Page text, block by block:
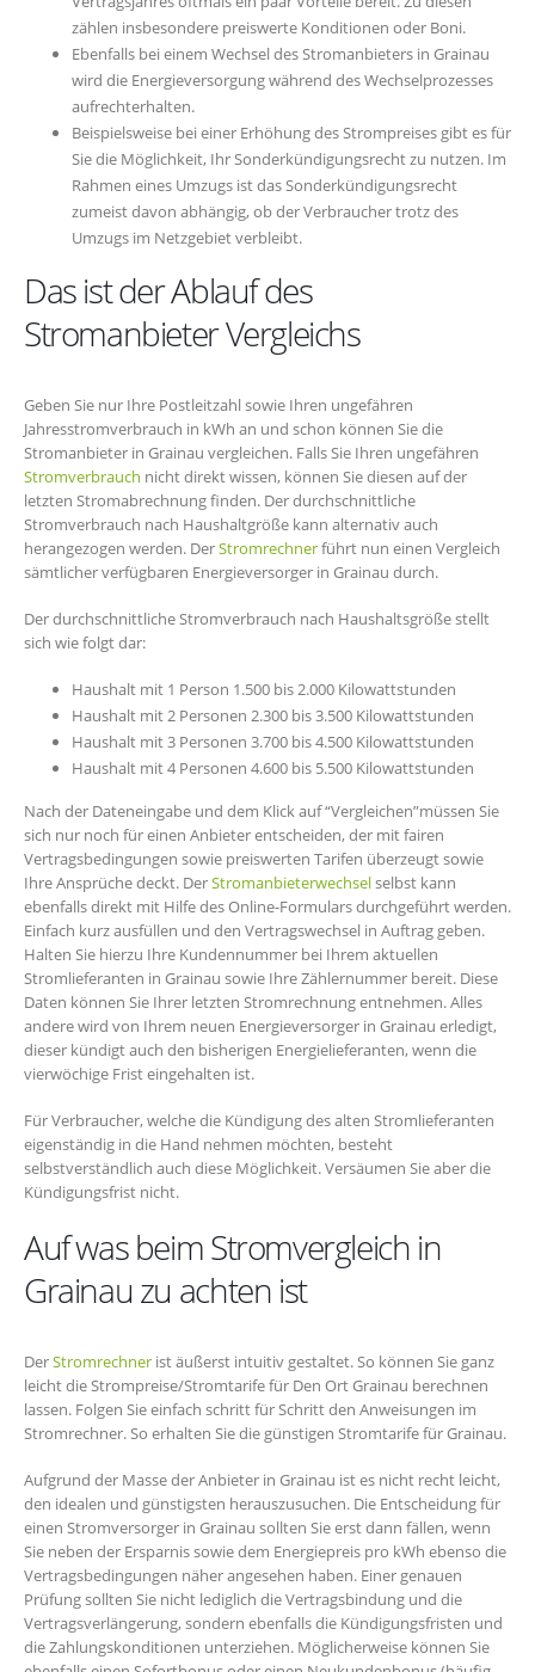
zählen insbesondere preiswerte Konditionen oder Boni.
Ebenfalls bei einem Wechsel des Stromanbieters in Grainau
wird die Energieversorgung während des Wechselprozesses
aufrechterhalten.
Beispielsweise bei einer Erhöhung des Strompreises gibt es für
Sie die Möglichkeit, Ihr Sonderkündigungsrecht zu nutzen. Im
Rahmen eines Umzugs ist das Sonderkündigungsrecht
zumeist davon abhängig, ob der Verbraucher trotz des
Umzugs im Netzgebiet verbleibt.
Das ist der Ablauf des
Stromanbieter Vergleichs
Geben Sie nur Ihre Postleitzahl sowie Ihren ungefähren
Jahresstromverbrauch in kWh an und schon können Sie die
Stromanbieter in Grainau vergleichen. Falls Sie Ihren ungefähren
Stromverbrauch nicht direkt wissen, können Sie diesen auf der
letzten Stromabrechnung finden. Der durchschnittliche
Stromverbrauch nach Haushaltgröße kann alternativ auch
herangezogen werden. DerStromrechnerführt nun einen Vergleich
sämtlicher verfügbaren Energieversorger in Grainau durch.
Der durchschnittliche Stromverbrauch nach Haushaltsgröße stellt
sich wie folgt dar:
Haushalt mit 1 Person 1.500 bis 2.000 Kilowattstunden
Haushalt mit 2 Personen 2.300 bis 3.500 Kilowattstunden
Haushalt mit 3 Personen 3.700 bis 4.500 Kilowattstunden
Haushalt mit 4 Personen 4.600 bis 5.500 Kilowattstunden
Nach der Dateneingabe und dem Klick auf “Vergleichen”müssen Sie
sich nur noch für einen Anbieter entscheiden, der mit fairen
Vertragsbedingungen sowie preiswerten Tarifen überzeugt sowie
Ihre Ansprüche deckt. DerStromanbieterwechselselbst kann
ebenfalls direkt mit Hilfe des Online-Formulars durchgeführt werden.
Einfach kurz ausfüllen und den Vertragswechsel in Auftrag geben.
Halten Sie hierzu Ihre Kundennummer bei Ihrem aktuellen
Stromlieferanten in Grainau sowie Ihre Zählernummer bereit. Diese
Daten können Sie Ihrer letzten Stromrechnung entnehmen. Alles
andere wird von Ihrem neuen Energieversorger in Grainau erledigt,
dieser kündigt auch den bisherigen Energielieferanten, wenn die
vierwöchige Frist eingehalten ist.
Für Verbraucher, welche die Kündigung des alten Stromlieferanten
eigenständig in die Hand nehmen möchten, besteht
selbstverständlich auch diese Möglichkeit. Versäumen Sie aber die
Kündigungsfrist nicht.
Auf was beim Stromvergleich in
Grainau zu achten ist
DerStromrechner ist äußerst intuitiv gestaltet. So können Sie ganz
leicht die Strompreise/Stromtarife für Den Ort Grainau berechnen
lassen. Folgen Sie einfach schritt für Schritt den Anweisungen im
Stromrechner. So erhalten Sie die günstigen Stromtarife für Grainau.
Aufgrund der Masse der Anbieter in Grainau ist es nicht recht leicht,
den idealen und günstigsten herauszusuchen. Die Entscheidung für
einen Stromversorger in Grainau sollten Sie erst dann fällen, wenn
Sie neben der Ersparnis sowie dem Energiepreis pro kWh ebenso die
Vertragsbedingungen näher angesehen haben. Einer genauen
Prüfung sollten Sie nicht lediglich die Vertragsbindung und die
Vertragsverlängerung, sondern ebenfalls die Kündigungsfristen und
die Zahlungskonditionen unterziehen. Möglicherweise können Sie